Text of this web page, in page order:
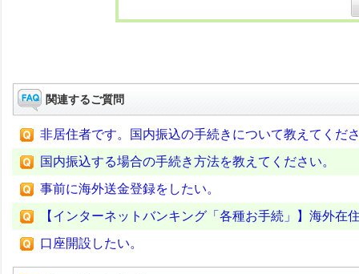
関連するご質問
非居住者です。国内振込の手続きについて教えてくだ
国内振込する場合の手続き方法を教えてください。
事前に海外送金登録をしたい。
【インターネットバンキング「各種お手続」】海外在
口座開設したい。